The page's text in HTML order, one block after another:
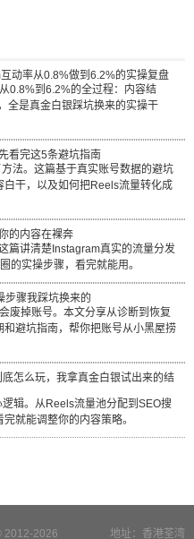
动率从0.8%做到6.2%的实操复盘
0.8%到6.2%的全过程：内容结
全是真金白银踩坑换来的实操干
看完这5条避坑指南
法。这篇基于真实账号数据的避坑
干，以及如何把Reels流量转化成
的内容在裸奔
篇讲清楚Instagram真实的流量分发
的实操步骤，看完就能用。
步骤我踩坑换来的
废掉账号。本文分享从诊断到恢复
避坑指南，帮你把账号从小黑屋捞
怎么玩，我拿真金白银试出来的结
辑。从Reels流量池分配到SEO搜
就能调整你的内容策略。
地址：香港荃湾
2012-2026